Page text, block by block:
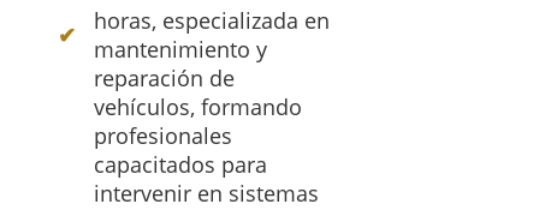
horas, especializada en
mantenimiento y
reparación de
vehículos, formando
profesionales
capacitados para
intervenir en sistemas